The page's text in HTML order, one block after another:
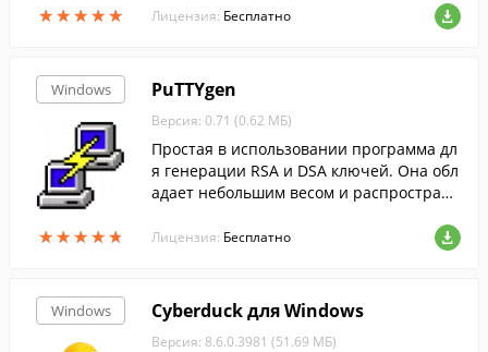
★★★★★
★★★★★ Лицензия: Бесплатно
Windows
★★★★★
★★★★★
PuTTYgen
Версия: 0.71 (0.62 МБ)
Простая в использовании программа дл
я генерации RSA и DSA ключей. Она обл
адает небольшим весом и распространя
Лицензия: Бесплатно
Windows Cyberduck для Windows
Версия: 8.6.0.3981 (51.69 МБ)